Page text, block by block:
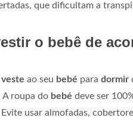
que dificultam a
o bebê de
veste ao seu bebé para dormir
A roupa do bebé deve ser
usar almofadas,